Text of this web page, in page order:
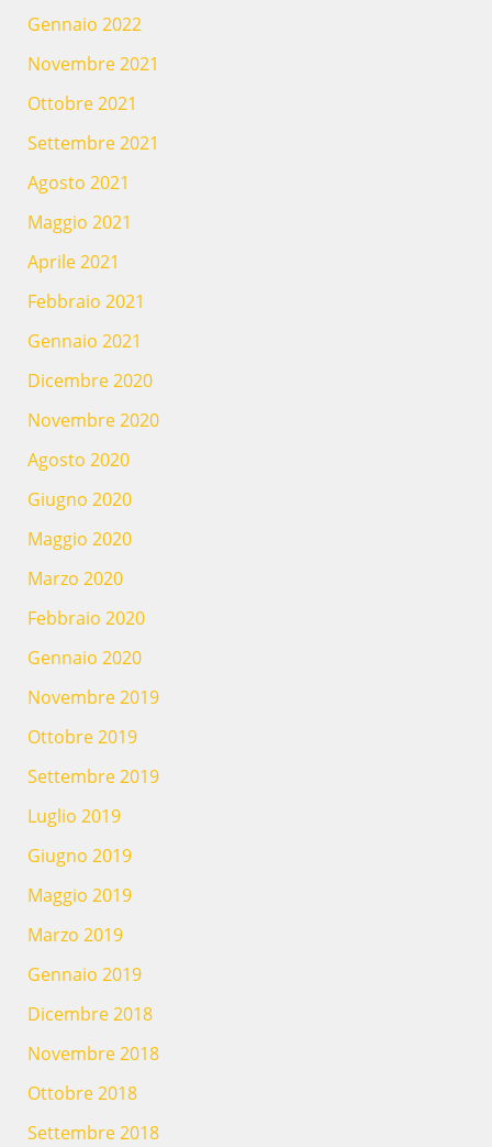
Gennaio 2022
Novembre 2021
Ottobre 2021
Settembre 2021
Agosto 2021
Maggio 2021
Aprile 2021
Febbraio 2021
Gennaio 2021
Dicembre 2020
Novembre 2020
Agosto 2020
Giugno 2020
Maggio 2020
Marzo 2020
Febbraio 2020
Gennaio 2020
Novembre 2019
Ottobre 2019
Settembre 2019
Luglio 2019
Giugno 2019
Maggio 2019
Marzo 2019
Gennaio 2019
Dicembre 2018
Novembre 2018
Ottobre 2018
Settembre 2018